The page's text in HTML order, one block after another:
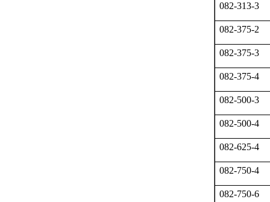
082-313-3
082-375-2
082-375-3
082-375-4
082-500-3
082-500-4
082-625-4
082-750-4
082-750-6